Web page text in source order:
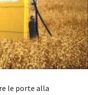
le porte alla